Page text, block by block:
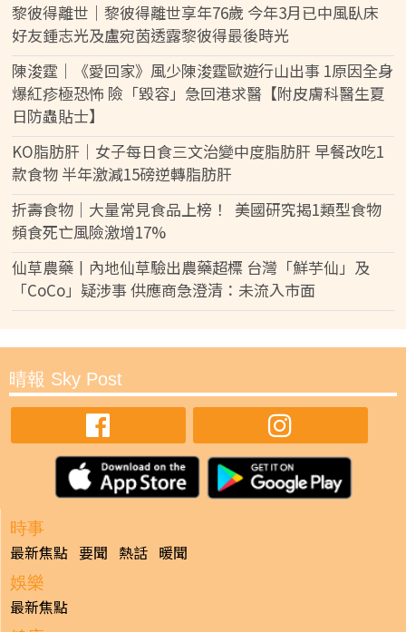
黎彼得離世｜黎彼得離世享年76歲 今年3月已中風臥床
好友鍾志光及盧宛茵透露黎彼得最後時光
陳浚霆｜《愛回家》風少陳浚霆歐遊行山出事 1原因全身
爆紅疹極恐怖 險「毀容」急回港求醫【附皮膚科醫生夏
日防蟲貼士】
KO脂肪肝｜女子每日食三文治變中度脂肪肝 早餐改吃1
款食物 半年激減15磅逆轉脂肪肝
折壽食物｜大量常見食品上榜！ 美國研究揭1類型食物
頻食死亡風險激增17%
仙草農藥丨內地仙草驗出農藥超標 台灣「鮮芋仙」及
「CoCo」疑涉事 供應商急澄清：未流入市面
晴報 Sky Post
時事
最新焦點 要聞 熱話 暖聞
娛樂
最新焦點